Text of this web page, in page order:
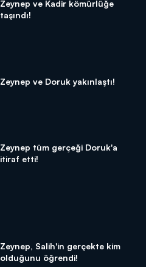
Zeynep ve Kadir kömürlüğe
taşındı!
Zeynep ve Doruk yakınlaştı!
Zeynep tüm gerçeği Doruk'a
itiraf etti!
Zeynep, Salih'in gerçekte kim
olduğunu öğrendi!